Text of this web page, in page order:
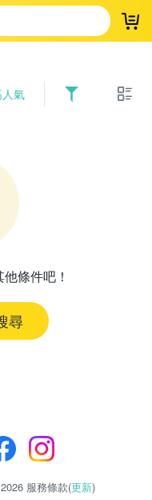
登
氣
條件吧！
尋
服務條款(更新)